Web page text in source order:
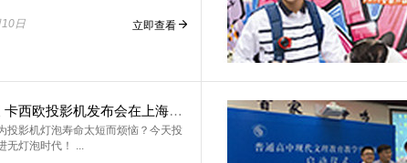
日 立即查看
未来•咫尺 卡西欧投影机发布会在上海召开
投影机灯泡寿命太短而烦恼？今天投
无灯泡时代！ ...